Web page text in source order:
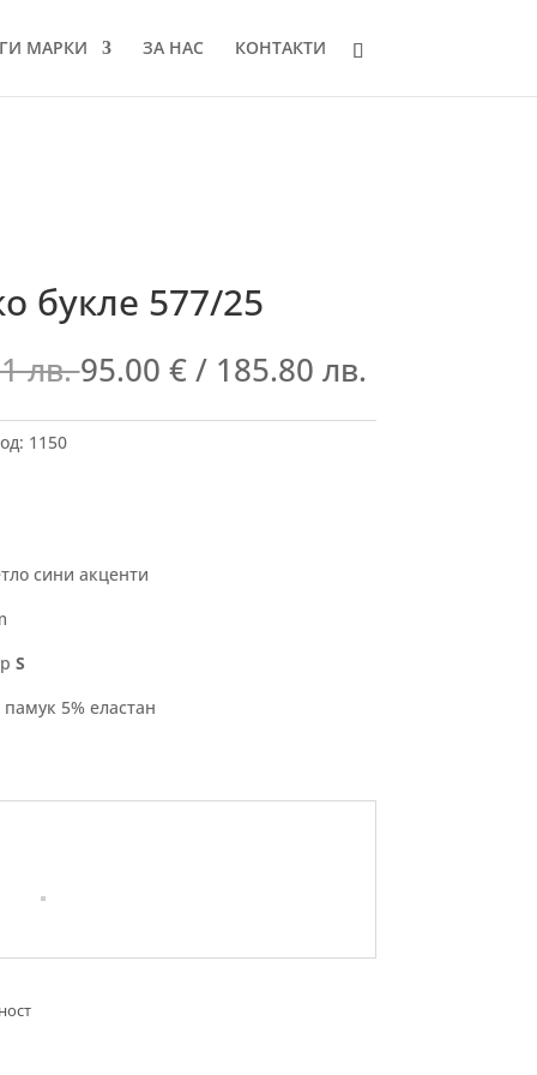
МАРКИ ЗА НАС КОНТАКТИ
букле 577/25
лв.95.00 €/ 185.80 лв.
1150
сини акценти
S
5% еластан